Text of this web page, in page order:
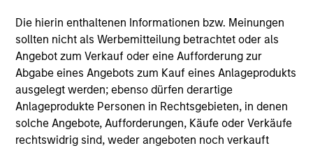
Die hierin enthaltenen Informationen bzw. Meinungen
sollten nicht als Werbemitteilung betrachtet oder als
Angebot zum Verkauf oder eine Aufforderung zur
Abgabe eines Angebots zum Kauf eines Anlageprodukts
ausgelegt werden; ebenso dürfen derartige
Anlageprodukte Personen in Rechtsgebieten, in denen
solche Angebote, Aufforderungen, Käufe oder Verkäufe
rechtswidrig sind, weder angeboten noch verkauft
Calvert uses a principles-driven investment approach that
bridges global norms of Environmental, Social and
Governance responsibilities with the needs of return-
seeking investors.
3